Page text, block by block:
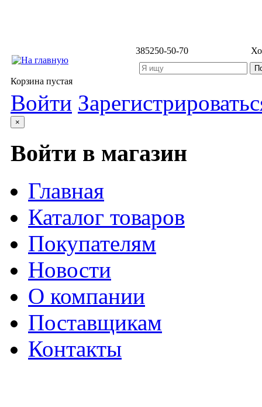
385250-50-70
Корзина пустая
Войти
×
Войти в магазин
Главная
Каталог товаров
Покупателям
Новости
О компании
Поставщикам
Контакты